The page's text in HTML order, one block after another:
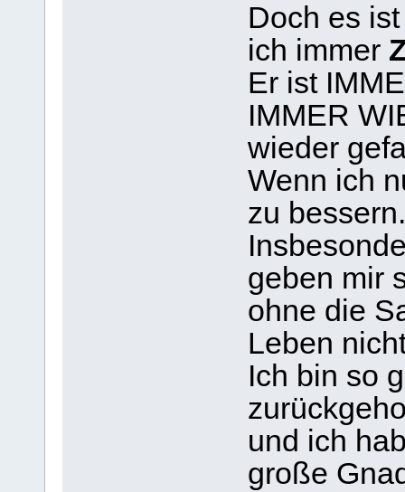
Doch es
ich immer
Er ist
IMMER
wieder
Wenn ich
zu
geben mir
ohne die
Leben
Ich bin so
und ich
große